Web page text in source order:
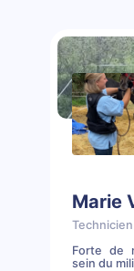
Marie
Forte de
sein du